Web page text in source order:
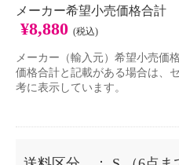
メーカー希望小売価格合計
¥8,880 (税込)
メーカー（輸入元）希望小売価
価格合計と記載がある場合は、
考に表示しています。